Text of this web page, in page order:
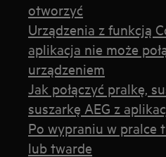
otworzyć
Urządzenia z funkcją
aplikacja nie może
urządzeniem
Jak połączyć pralkę,
suszarkę AEG z
Po wypraniu w pralce
lub twarde